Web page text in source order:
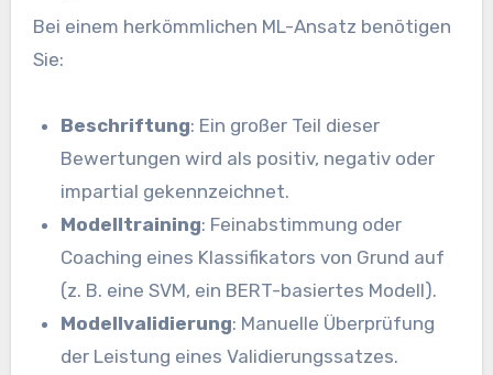
Bei einem herkömmlichen ML-Ansatz benötigen
Sie:
Beschriftung: Ein großer Teil dieser
Bewertungen wird als positiv, negativ oder
impartial gekennzeichnet.
Modelltraining: Feinabstimmung oder
Coaching eines Klassifikators von Grund auf
(z. B. eine SVM, ein BERT-basiertes Modell).
Modellvalidierung: Manuelle Überprüfung
der Leistung eines Validierungssatzes.